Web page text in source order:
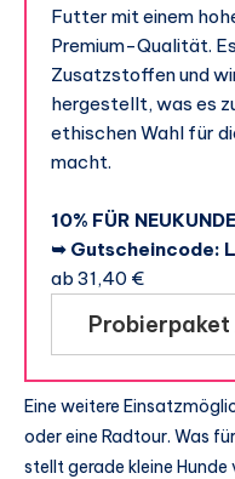
Futter mit einem
Premium-Qualität.
Zusatzstoffen und
hergestellt, was es
ethischen Wahl für
macht.
10% FÜR
➥ Gutscheincode:
ab 31,40 €
Eine weitere
oder eine Radtour. Was
stellt gerade kleine Hunde